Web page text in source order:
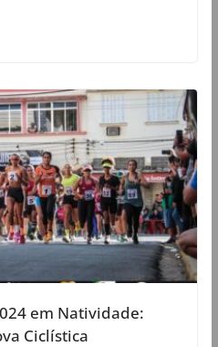
em Natividade:
Ciclística